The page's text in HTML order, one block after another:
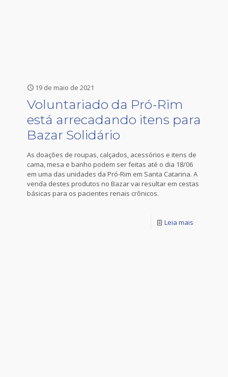
19 de maio de 2021
Voluntariado da Pró-Rim
está arrecadando itens para
Bazar Solidário
As doações de roupas, calçados, acessórios e itens de
cama, mesa e banho podem ser feitas até o dia 18/06
em uma das unidades da Pró-Rim em Santa Catarina. A
venda destes produtos no Bazar vai resultar em cestas
básicas para os pacientes renais crônicos.
Leia mais